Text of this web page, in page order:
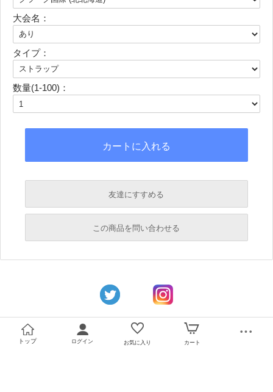
大会名：
タイプ：
数量(1-100)：
友達にすすめる
必須
必須
この商品を問い合わせる
必須
トップ ログイン お気に入り カート